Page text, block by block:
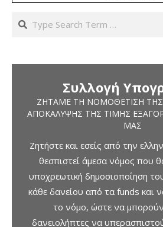
Search
Συλλογή
ΖΗΤΆΜΕ ΤΗ ΝΟΜΟΘΈΤΙΣΗ
ΑΠΟΚΆΛΥΨΗΣ ΤΗΣ ΤΙΜΉΣ
ΜΑΣ
Ζητήστε και εσείς από την
θεσπιστεί άμεσα νόμος που
υποχρεωτική δημοσιοποίηση
κάθε δανείου από τα funds και
το νόμο, ώστε να
δανειολήπτες να